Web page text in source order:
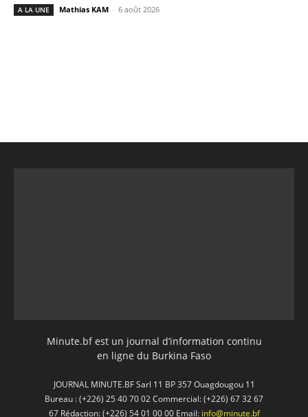
A LA UNE Mathias KAM - 6 août 2026
Minute.bf est un journal d’information continu
en ligne du Burkina Faso
JOURNAL MINUTE.BF Sarl 11 BP 357 Ouagdougou 11
Bureau : (+226) 25 40 70 02 Commercial: (+226) 67 32 67
67 Rédaction: (+226) 54 01 00 00 Email: info@minute.bf